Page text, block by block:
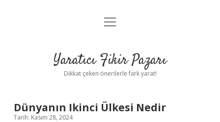
Anasayfa
Yasal Uyarı
menüyü
Yaratıcı Fikir Pazarı
Dikkat çeken önerilerle fark yarat!
Dünyanın Ikinci Ülkesi Nedir
Tarih: Kasım 28, 2024